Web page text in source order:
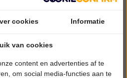
cookies Informatie
van cookies
content en advertenties af te
om social media-functies aan te